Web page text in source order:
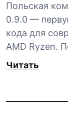
Польская
0.9.0 —
кода для
AMD Ryzen.
Читать